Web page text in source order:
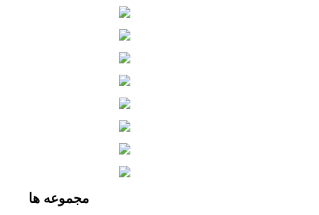
مجموعه ها